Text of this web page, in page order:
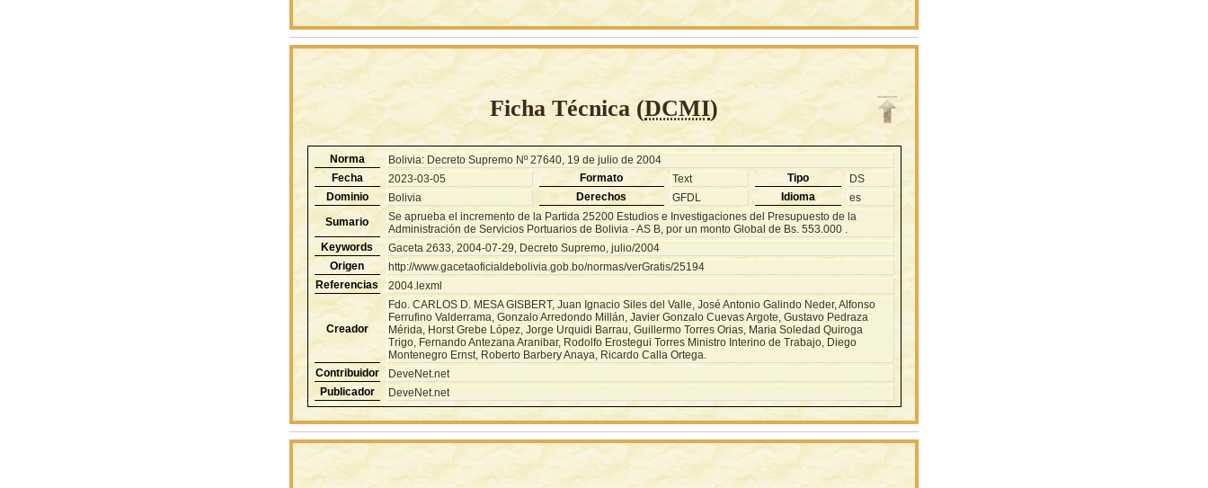
Ficha Técnica (DCMI)
Norma
Bolivia: Decreto Supremo Nº 27640, 19 de julio de 2004
Fecha
2023-03-05 Formato Text Tipo
DS
Dominio
Bolivia Derechos GFDL Idioma
es
Sumario
Se aprueba el incremento de la Partida 25200 Estudios e Investigaciones del Presupuesto de la
Administración de Servicios Portuarios de Bolivia - AS B, por un monto Global de Bs. 553.000 .
Keywords
Gaceta 2633, 2004-07-29, Decreto Supremo, julio/2004
Origen
http://www.gacetaoficialdebolivia.gob.bo/normas/verGratis/25194
Referencias
2004.lexml
Creador
Fdo. CARLOS D. MESA GISBERT, Juan Ignacio Siles del Valle, José Antonio Galindo Neder, Alfonso
Ferrufino Valderrama, Gonzalo Arredondo Millán, Javier Gonzalo Cuevas Argote, Gustavo Pedraza
Mérida, Horst Grebe López, Jorge Urquidi Barrau, Guillermo Torres Orias, Maria Soledad Quiroga
Trigo, Fernando Antezana Aranibar, Rodolfo Erostegui Torres Ministro Interino de Trabajo, Diego
Montenegro Ernst, Roberto Barbery Anaya, Ricardo Calla Ortega.
Contribuidor
DeveNet.net
Publicador
DeveNet.net